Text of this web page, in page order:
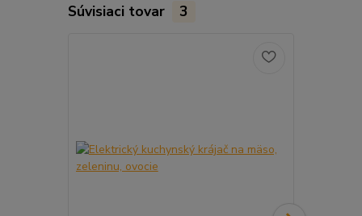
Súvisiaci tovar 3